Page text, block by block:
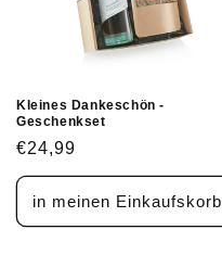
Kleines Dankeschön -
Geschenkset
Normaler
Preis
€24,99
in meinen Einkaufskorb